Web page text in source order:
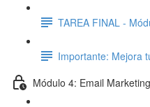
TAREA FINAL -
Importante: Mejora
Módulo 4: Email Marketing